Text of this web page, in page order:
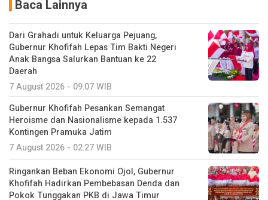
Baca Lainnya
Dari Grahadi untuk Keluarga Pejuang,
Gubernur Khofifah Lepas Tim Bakti Negeri
Anak Bangsa Salurkan Bantuan ke 22
Daerah
7 August 2026 - 09:07 WIB
Gubernur Khofifah Pesankan Semangat
Heroisme dan Nasionalisme kepada 1.537
Kontingen Pramuka Jatim
7 August 2026 - 02:27 WIB
Ringankan Beban Ekonomi Ojol, Gubernur
Khofifah Hadirkan Pembebasan Denda dan
Pokok Tunggakan PKB di Jawa Timur